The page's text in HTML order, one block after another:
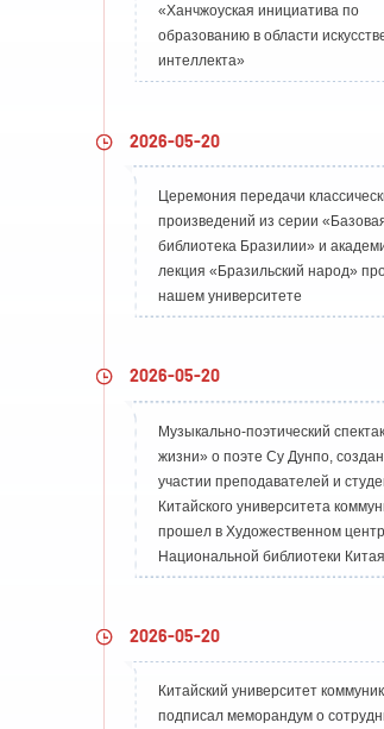
«Ханчжоуская инициатива по
образованию в области
интеллекта»
2026-05-20
Церемония передачи
произведений из серии
библиотека Бразилии» и
лекция «Бразильский народ»
нашем университете
2026-05-20
Музыкально-поэтический
жизни» о поэте Су Дунпо,
участии преподавателей и
Китайского университета
прошел в Художественном
Национальной библиотеки Китая
2026-05-20
Китайский университет
подписал меморандум о